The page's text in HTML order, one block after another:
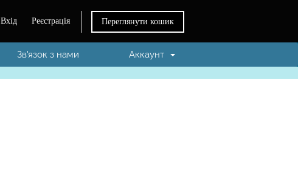
Вхід Реєстрація Переглянути кошик
Зв'язок з нами Аккаунт